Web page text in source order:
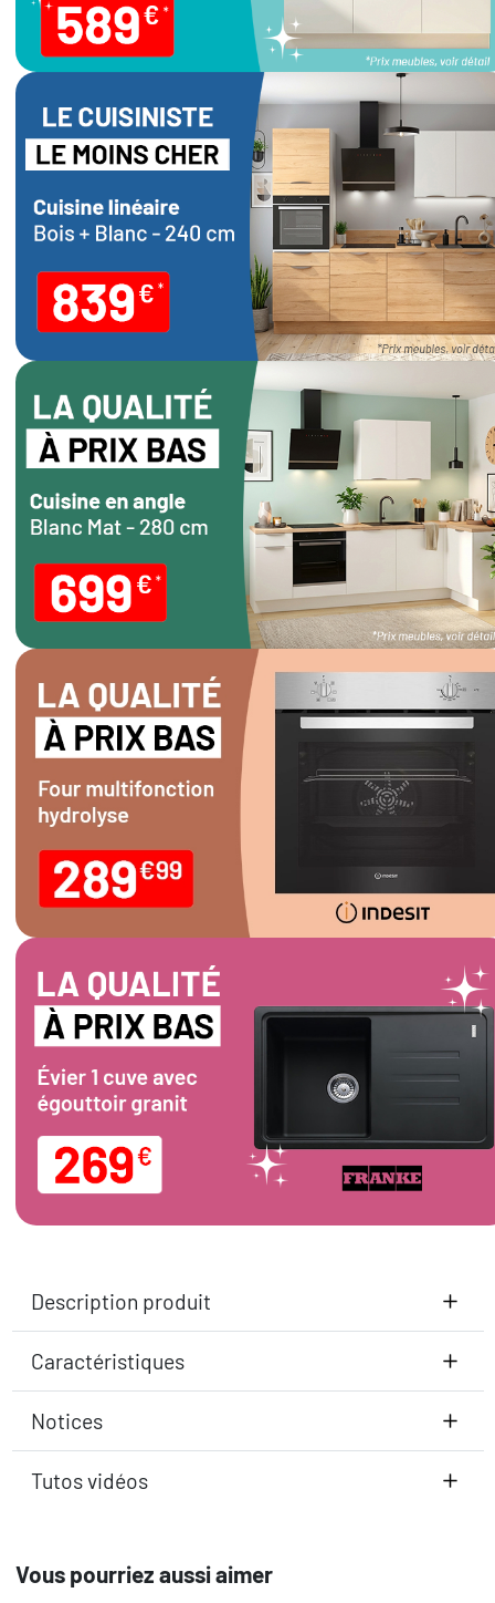
Description produit
Caractéristiques
Notices
Tutos vidéos
Vous pourriez aussi aimer